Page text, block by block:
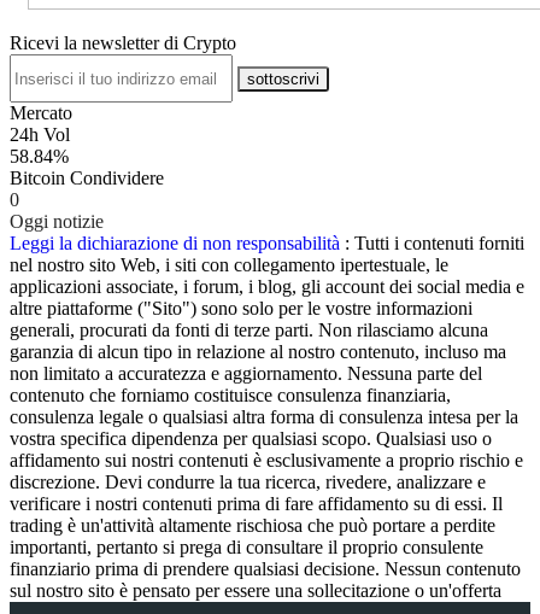
Ricevi la newsletter di Crypto
sottoscrivi
Mercato
24h Vol
58.84%
Bitcoin Condividere
0
Oggi notizie
Leggi la dichiarazione di non responsabilità : Tutti i contenuti forniti
nel nostro sito Web, i siti con collegamento ipertestuale, le
applicazioni associate, i forum, i blog, gli account dei social media e
altre piattaforme ("Sito") sono solo per le vostre informazioni
generali, procurati da fonti di terze parti. Non rilasciamo alcuna
garanzia di alcun tipo in relazione al nostro contenuto, incluso ma
non limitato a accuratezza e aggiornamento. Nessuna parte del
contenuto che forniamo costituisce consulenza finanziaria,
consulenza legale o qualsiasi altra forma di consulenza intesa per la
vostra specifica dipendenza per qualsiasi scopo. Qualsiasi uso o
affidamento sui nostri contenuti è esclusivamente a proprio rischio e
discrezione. Devi condurre la tua ricerca, rivedere, analizzare e
verificare i nostri contenuti prima di fare affidamento su di essi. Il
trading è un'attività altamente rischiosa che può portare a perdite
importanti, pertanto si prega di consultare il proprio consulente
finanziario prima di prendere qualsiasi decisione. Nessun contenuto
sul nostro sito è pensato per essere una sollecitazione o un'offerta